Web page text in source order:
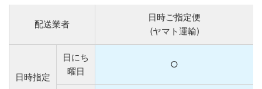
配送業者
日時ご指定便
(ヤマト運輸)
日時指定
日にち
曜日
○